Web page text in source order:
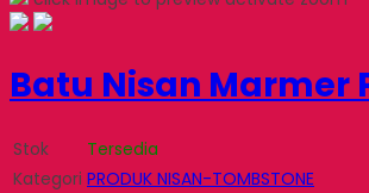
Batu Nisan Marmer
Stok
Tersedia
Kategori PRODUK NISAN-TOMBSTONE